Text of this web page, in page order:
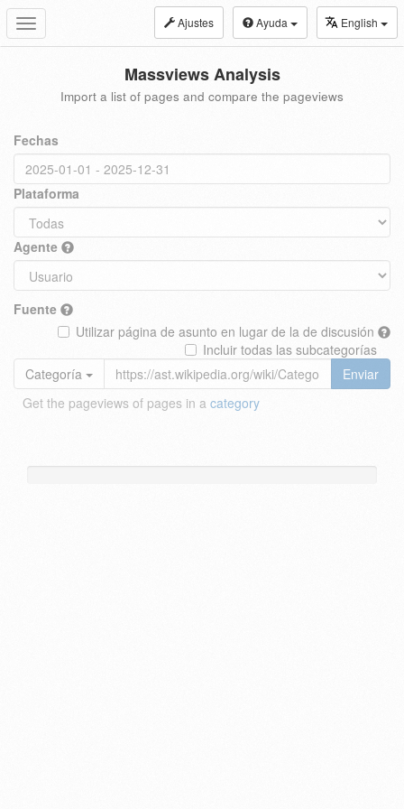
Toggle
navigation
Ajustes Ayuda English
Massviews Analysis
Import a list of pages and compare the pageviews
Fechas
Plataforma
Agente
Fuente
Utilizar página de asunto en lugar de la de discusión
Incluir todas las subcategorías
Categoría
Enviar
Get the pageviews of pages in a category